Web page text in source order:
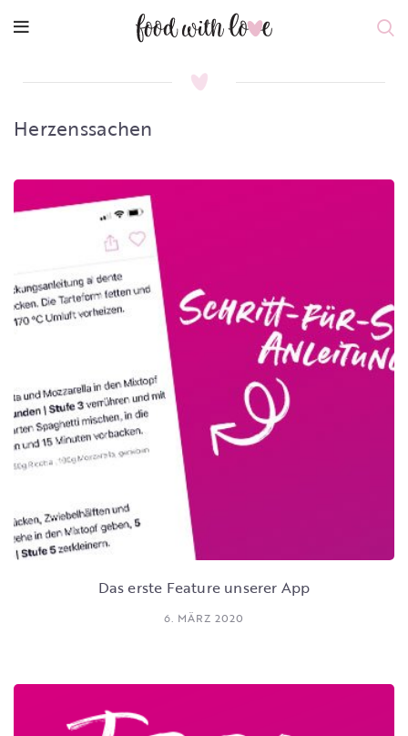
Herzenssachen
Das erste Feature unserer App
6. MÄRZ 2020